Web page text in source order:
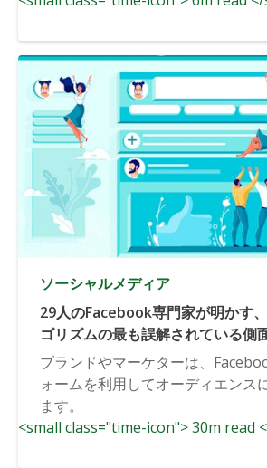
ソーシャルメディア
29人のFacebook専門家が明かす
ゴリズムの最も誤解されている側
ブランドやマーケターは、
ォームを利用してオーディエンス
ます。
<small class="time-icon"> 30m read